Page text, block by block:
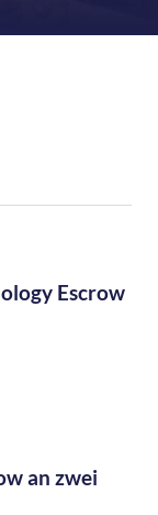
Escrow
an zwei